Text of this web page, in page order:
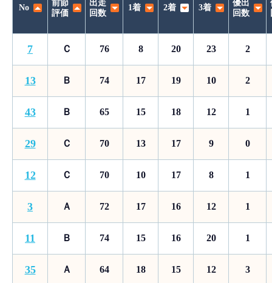
No
前節
評価
出走
回数
1着 2着 3着
優出
回数
7 Ｃ 76 8 20 23 2
13 Ｂ 74 17 19 10 2
43 Ｂ 65 15 18 12 1
29 Ｃ 70 13 17 9 0
12 Ｃ 70 10 17 8 1
3 Ａ 72 17 16 12 1
11 Ｂ 74 15 16 20 1
35 Ａ 64 18 15 12 3